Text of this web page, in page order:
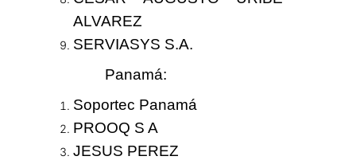
ALVAREZ
SERVIASYS S.A.
Panamá:
Soportec Panamá
PROOQ S A
JESUS PEREZ